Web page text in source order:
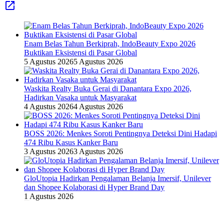
Enam Belas Tahun Berkiprah, IndoBeauty Expo 2026
Buktikan Eksistensi di Pasar Global
5 Agustus 20265 Agustus 2026
Waskita Realty Buka Gerai di Danantara Expo 2026,
Hadirkan Vasaka untuk Masyarakat
4 Agustus 20264 Agustus 2026
BOSS 2026: Menkes Soroti Pentingnya Deteksi Dini Hadapi
474 Ribu Kasus Kanker Baru
3 Agustus 20263 Agustus 2026
GloUtopia Hadirkan Pengalaman Belanja Imersif, Unilever
dan Shopee Kolaborasi di Hyper Brand Day
1 Agustus 2026